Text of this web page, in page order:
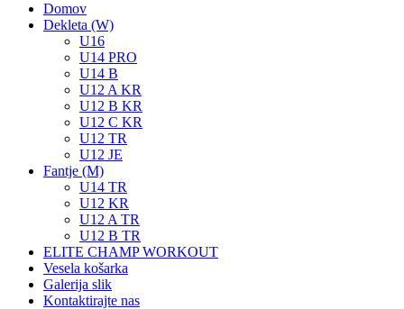
Domov
Dekleta (W)
U16
U14 PRO
U14 B
U12 A KR
U12 B KR
U12 C KR
U12 TR
U12 JE
Fantje (M)
U14 TR
U12 KR
U12 A TR
U12 B TR
ELITE CHAMP WORKOUT
Vesela košarka
Galerija slik
Kontaktirajte nas